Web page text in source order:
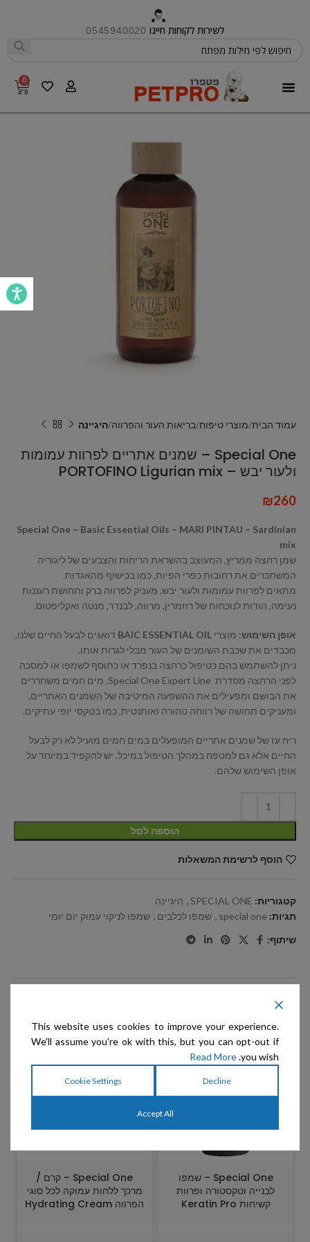
לשירות לקוחות חייגו 0545940020
0
עמוד הבית מוצרי טיפוח בריאות העור והפרווה היגיינה
Special One – שמנים אתריים לפרוות עמומות
ולעור יבש – PORTOFINO Ligurian mix
₪260
Special One – Basic Essential Oils – MARI PINTAU – Sardinian
mix
שמן רחצה ממריץ, המעוצב בהשראת הריחות והצבעים של ליגוריה
המשתכרים את רחובות כפרי הפיות, כמו בכישוף מהאגדות.
מתאים לפרוות עמומות ולעור יבש, מעניק לפרווה ברק ותחושת רעננות
נעימה, הודות לנוכחות של רוזמרין, מרווה, לבנדר, מנטה ואקליפטוס.
אופן השימוש: מוצרי BAIC ESSENTIAL OIL דואגים לבעל החיים שלנו,
מכבדים את שכבת השומנים של העור מבלי לגרות אותו.
ניתן להשתמש בהם כטיפול כרחצה בנפרד או כתוסף לשמפו או למסכה
לפני הרחצה מסדרת Special One Expert Line. מים חמים משחררים
את הבושם ומפעילים את ההשפעה המיטיבה של השמנים האתריים,
ומעניקים תחושה של רווחה טהורה ואותנטית, כמו בטקסי יופי עתיקים.
ריח עז של שמנים אתריים המופעלים במים חמים מועיל לא רק לבעל
החיים אלא גם למטפח במהלך הטיפול במיכל. יש להקפיד במיוחד על
אופן השימוש שלהם.
הוספה לסל
הוסף לרשימת המשאלות
קטגוריות: SPECIAL ONE
, היגיינה
תגיות: special one
, שמפו לכלבים , שמפו לניקוי עמוק יום יומי
שיתוף:
מוצרים קשורים
Special One – שמפו
לבנייה וטקסטורה ופרוות
קשיחות Keratin Pro
Special One – קרם /
מרכך ללחות עמוקה לכל סוגי
הפרווה Hydrating Cream
This website uses cookies to improve your experience.
We'll assume you're ok with this, but you can opt-out if
you wish.
Read More
Decline
Cookie Settings
Accept All